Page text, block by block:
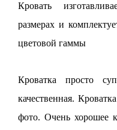
Кровать
размерах и
цветовой гаммы
Кроватка просто
качественная.
фото. Очень хорошее